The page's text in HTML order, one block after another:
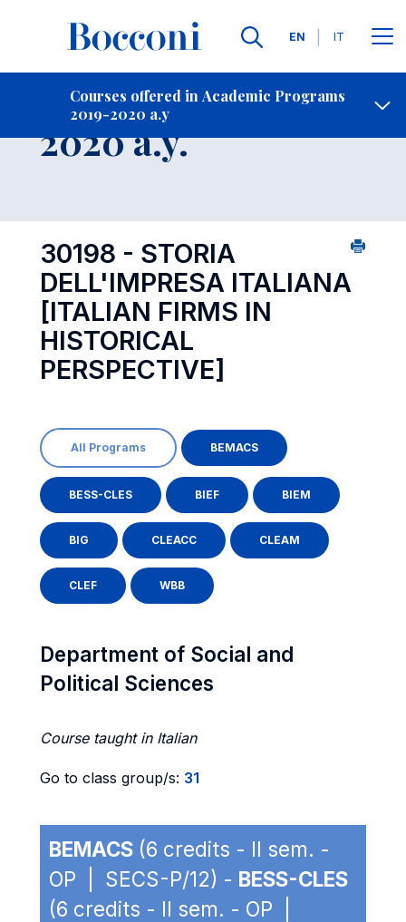
Languages
EN IT
Courses offered in Academic Programs
2019-2020 a.y
Contact Us
Course 2019-
2020 a.y.
30198 - STORIA
DELL'IMPRESA ITALIANA
[ITALIAN FIRMS IN
HISTORICAL
PERSPECTIVE]
All Programs BEMACS
BESS-CLES BIEF BIEM
BIG CLEACC CLEAM
CLEF WBB
Department of Social and
Political Sciences
Course taught in Italian
Go to class group/s: 31
BEMACS (6 credits - II sem. -
OP | SECS-P/12) - BESS-CLES
(6 credits - II sem. - OP |